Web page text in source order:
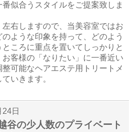
似合うスタイルをご提案致しま
右しますので、当美容室ではお
ような印象を持って、どのよう
ころに重点を置いてしっかりと
客様の「なりたい」に一番近い
可能なヘアエステ用トリートメ
いきます。
日
谷の少人数のプライベート